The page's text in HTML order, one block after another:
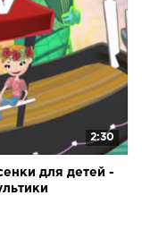
2:30
для детей -